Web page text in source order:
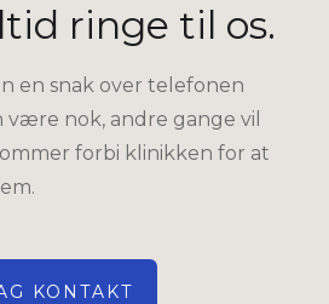
ringe til os.
en snak over telefonen
være nok, andre gange vil
forbi klinikken for at
KONTAKT